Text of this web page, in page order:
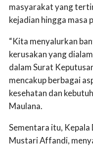
masyarakat yang
kejadian hingga masa
“Kita menyalurkan
kerusakan yang
dalam Surat
mencakup berbagai
kesehatan dan
Maulana.
Sementara itu,
Mustari Affandi,